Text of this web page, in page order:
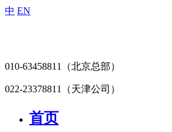
中 EN
010-63458811 （北京总部）
022-23378811 （天津公司）
首页